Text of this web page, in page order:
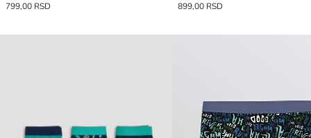
799,00 RSD
899,00 RSD